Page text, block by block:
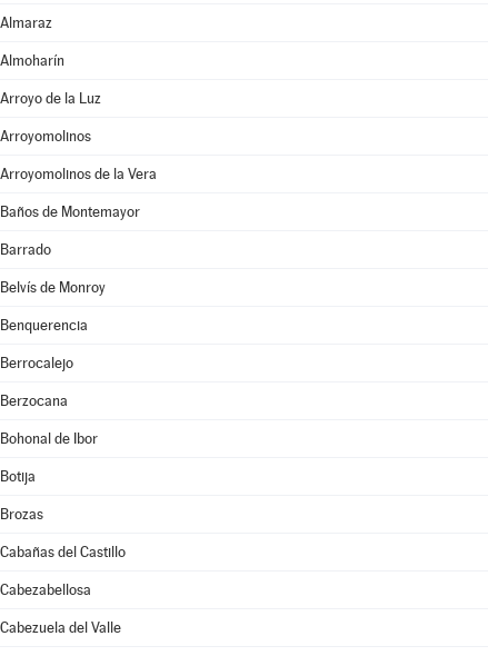
Almaraz
Almoharín
Arroyo de la Luz
Arroyomolinos
Arroyomolinos de la Vera
Baños de Montemayor
Barrado
Belvís de Monroy
Benquerencia
Berrocalejo
Berzocana
Bohonal de Ibor
Botija
Brozas
Cabañas del Castillo
Cabezabellosa
Cabezuela del Valle